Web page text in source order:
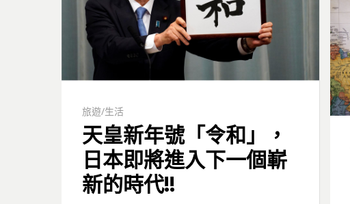
旅遊/生活
天皇新年號「令和」，
日本即將進入下一個嶄
新的時代!!